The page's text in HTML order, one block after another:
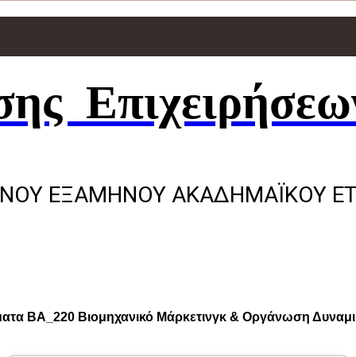
ΕΞΑΜΉΝΟΥ ΑΚΑΔΗΜΑΪΚΟΎ
BA_220 Βιομηχανικό Μάρκετινγκ & Οργάνωση